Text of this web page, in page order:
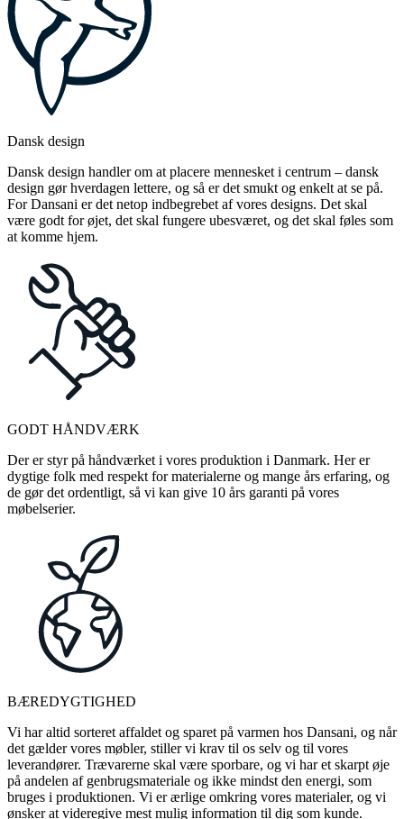
Dansk design
Dansk design handler om at placere mennesket i centrum – dansk
design gør hverdagen lettere, og så er det smukt og enkelt at se på.
For Dansani er det netop indbegrebet af vores designs. Det skal
være godt for øjet, det skal fungere ubesværet, og det skal føles som
at komme hjem.
GODT HÅNDVÆRK
Der er styr på håndværket i vores produktion i Danmark. Her er
dygtige folk med respekt for materialerne og mange års erfaring, og
de gør det ordentligt, så vi kan give 10 års garanti på vores
møbelserier.
BÆREDYGTIGHED
Vi har altid sorteret affaldet og sparet på varmen hos Dansani, og når
det gælder vores møbler, stiller vi krav til os selv og til vores
leverandører. Trævarerne skal være sporbare, og vi har et skarpt øje
på andelen af genbrugsmateriale og ikke mindst den energi, som
bruges i produktionen. Vi er ærlige omkring vores materialer, og vi
ønsker at videregive mest mulig information til dig som kunde.